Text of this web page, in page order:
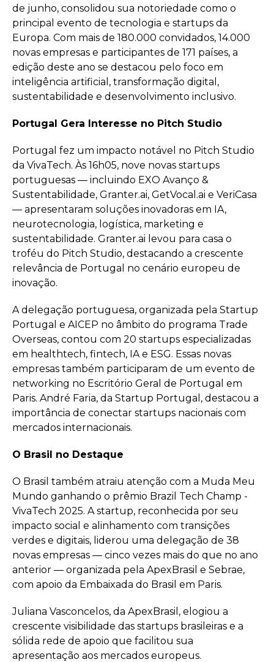
de junho, consolidou sua notoriedade como o
principal evento de tecnologia e startups da
Europa. Com mais de 180.000 convidados, 14.000
novas empresas e participantes de 171 países, a
edição deste ano se destacou pelo foco em
inteligência artificial, transformação digital,
sustentabilidade e desenvolvimento inclusivo.
Portugal Gera Interesse no Pitch Studio
Portugal fez um impacto notável no Pitch Studio
da VivaTech. Às 16h05, nove novas startups
portuguesas — incluindo EXO Avanço &
Sustentabilidade, Granter.ai, GetVocal.ai e VeriCasa
— apresentaram soluções inovadoras em IA,
neurotecnologia, logística, marketing e
sustentabilidade. Granter.ai levou para casa o
troféu do Pitch Studio, destacando a crescente
relevância de Portugal no cenário europeu de
inovação.
A delegação portuguesa, organizada pela Startup
Portugal e AICEP no âmbito do programa Trade
Overseas, contou com 20 startups especializadas
em healthtech, fintech, IA e ESG. Essas novas
empresas também participaram de um evento de
networking no Escritório Geral de Portugal em
Paris. André Faria, da Startup Portugal, destacou a
importância de conectar startups nacionais com
mercados internacionais.
O Brasil no Destaque
O Brasil também atraiu atenção com a Muda Meu
Mundo ganhando o prêmio Brazil Tech Champ -
VivaTech 2025. A startup, reconhecida por seu
impacto social e alinhamento com transições
verdes e digitais, liderou uma delegação de 38
novas empresas — cinco vezes mais do que no ano
anterior — organizada pela ApexBrasil e Sebrae,
com apoio da Embaixada do Brasil em Paris.
Juliana Vasconcelos, da ApexBrasil, elogiou a
crescente visibilidade das startups brasileiras e a
sólida rede de apoio que facilitou sua
apresentação aos mercados europeus.